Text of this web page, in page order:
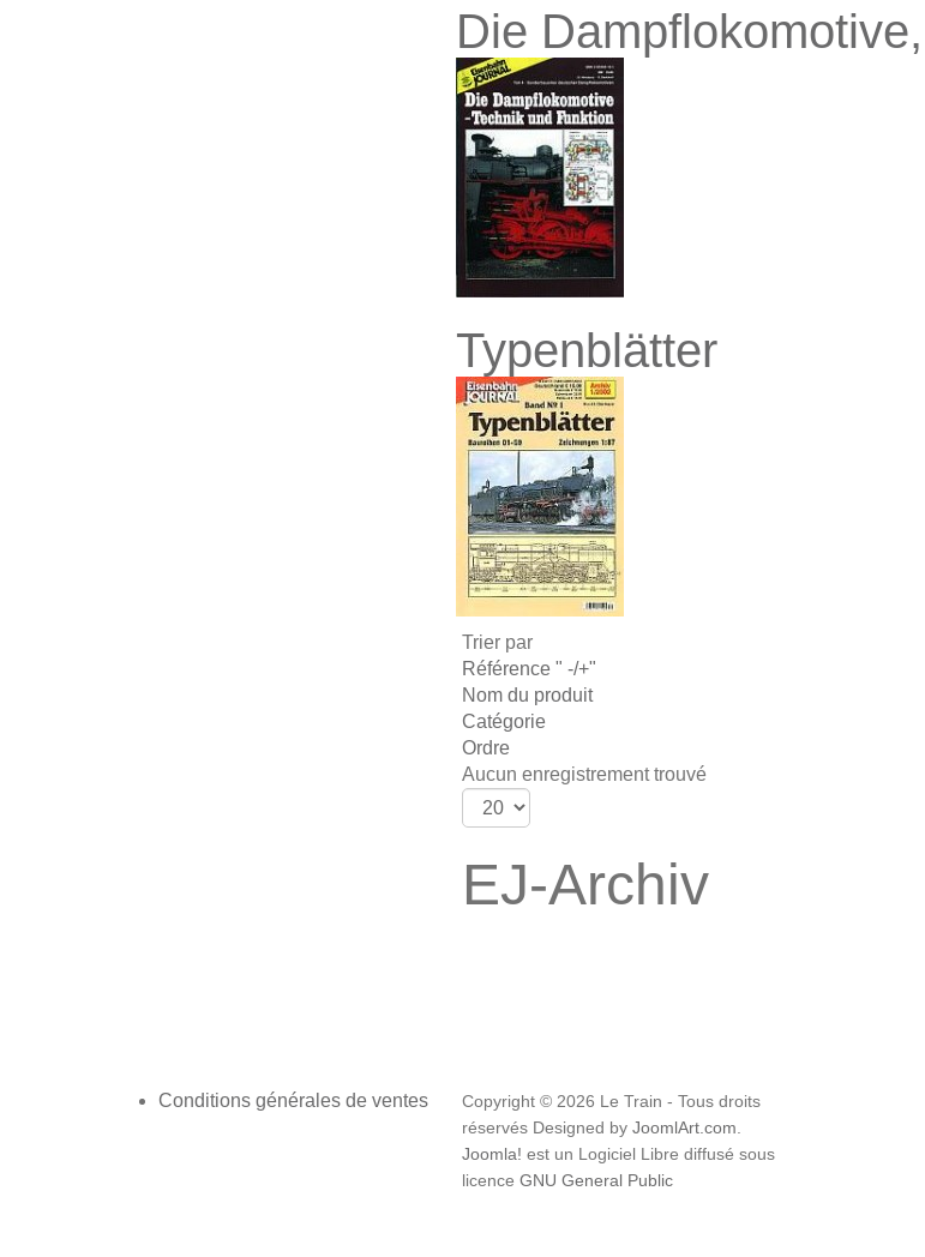
Die
Typenblätter
Trier par
Référence " -/+"
Nom du produit
Catégorie
Ordre
Aucun enregistrement trouvé
EJ-Archiv
Conditions générales de ventes
Copyright © 2026 Le Train - Tous droits
réservés Designed by JoomlArt.com.
Joomla! est un Logiciel Libre diffusé sous
licence GNU General Public